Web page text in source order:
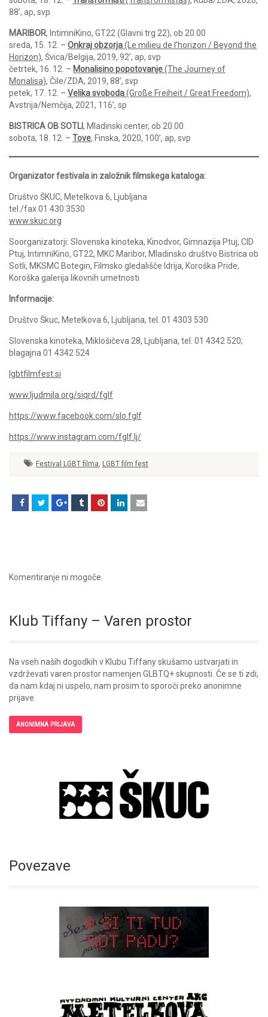
88’, ap, svp
MARIBOR, IntimniKino, GT22 (Glavni trg 22), ob 20.00
sreda, 15. 12. – Onkraj obzorja(Le milieu de l’horizon / Beyond the
Horizon), Švica/Belgija, 2019, 92’, ap, svp
četrtek, 16. 12. – Monalisino popotovanje(The Journey of
Monalisa), Čile/ZDA, 2019, 88’, svp
petek, 17. 12. – Velika svoboda(Große Freiheit / Great Freedom),
Avstrija/Nemčija, 2021, 116’, sp
BISTRICA OB SOTLI, Mladinski center, ob 20.00
sobota, 18. 12. – Tove, Finska, 2020, 100’, ap, svp
Organizator festivala in založnik filmskega kataloga:
Društvo ŠKUC, Metelkova 6, Ljubljana
tel./fax 01 430 3530
www.skuc.org
Soorganizatorji: Slovenska kinoteka, Kinodvor, Gimnazija Ptuj, CID
Ptuj, IntimniKino, GT22, MKC Maribor, Mladinsko društvo Bistrica ob
Sotli, MKSMC Botegin, Filmsko gledališče Idrija, Koroška Pride,
Koroška galerija likovnih umetnosti
Informacije:
Društvo Škuc, Metelkova 6, Ljubljana, tel. 01 4303 530
Slovenska kinoteka, Miklošičeva 28, Ljubljana, tel. 01 4342 520;
blagajna 01 4342 524
lgbtfilmfest.si
www.ljudmila.org/siqrd/fglf
https://www.facebook.com/slo.fglf
https://www.instagram.com/fglf.lj/
Festival LGBT filma, LGBT film fest
Komentiranje ni mogoče.
Klub Tiffany – Varen prostor
Na vseh naših dogodkih v Klubu Tiffany skušamo ustvarjati in
vzdrževati varen prostor namenjen GLBTQ+ skupnosti. Če se ti zdi,
da nam kdaj ni uspelo, nam prosim to sporoči preko anonimne
prijave.
ANONIMNA PRIJAVA
Povezave